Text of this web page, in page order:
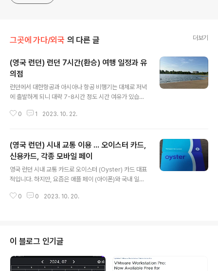
그곳에 가다/외국 의 다른 글 더보기
(영국 런던) 런던 7시간(환승) 여행 일정과 유
의점
런던에서 대한항공과 아시아나 항공 비행기는 대체로 저녁
에 출발하게 되니 대략 7-8시간 정도 시간 여유가 있습니
고로 독일 프랑크푸르트 환승 여행 교통, 일정과 유의점입
한국으로 귀국하기 위해 새벽 2시에 일어나 프랑크푸르트
공항으로 이동했습니다. 공항에 도착하니 9시 40분 오후
3시 비행기까지 6시간 남았습니다. (실제로는 지연되어 1
시간 더.. xcoolcat7.tistory.com 런던에는 하이드파크
외에도 다람쥐를 볼 수 있더군요. 런던에서 한국에서 사용
하던 신용카드 중 일부는 그대로 사용 가능하니 ..
0 1 2023. 10. 22.
(영국 런던) 시내 교통 이용 ... 오이스터 카드,
신용카드, 각종 모바일 페이
영국 런던 시내 교통 카드로 오이스터 (Oyster) 카드 대표
적입니다. 하지만, 요즘은 애플 페이 (아이폰)와 국내 일부
card-gorilla.com/contents/detail/1128 내 신용카
굴로 알려주는 친구들은 나를 놀리는 게 아닐 것 www.car
d-gorilla.com * 교통 카드 4년 만에 가본 런던 대중교통
은 여러가지로 탈 수 있었습니다. (사진을 찍어두지는 못했
네요.) 홈페이지에 가보면 다양한 방법으로 대중교통을 탈
0 0 2023. 10. 20.
이 블로그 인기글